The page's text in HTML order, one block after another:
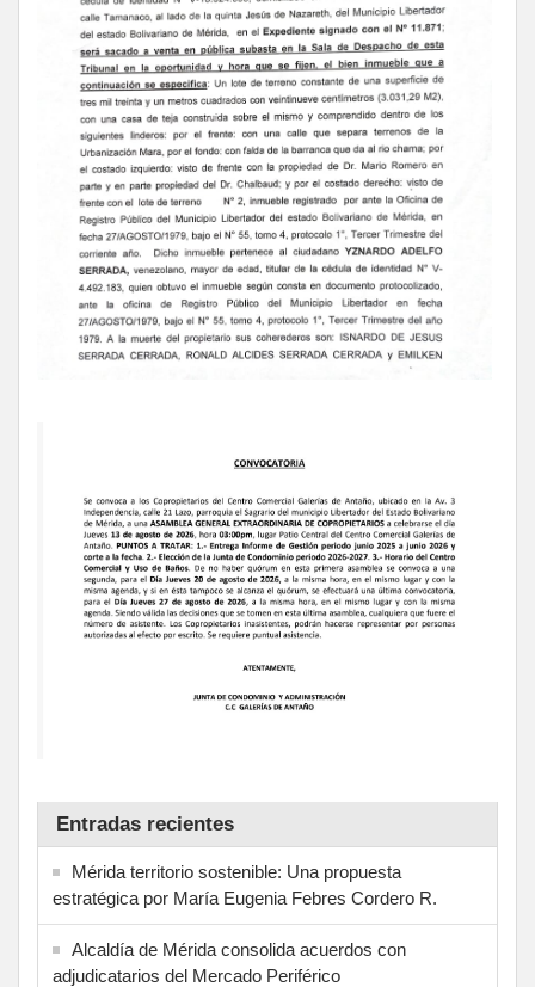
Entradas recientes
Mérida territorio sostenible: Una propuesta
estratégica por María Eugenia Febres Cordero R.
Alcaldía de Mérida consolida acuerdos con
adjudicatarios del Mercado Periférico